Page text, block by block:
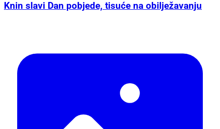
Knin slavi Dan pobjede, tisuće na obilježavanju